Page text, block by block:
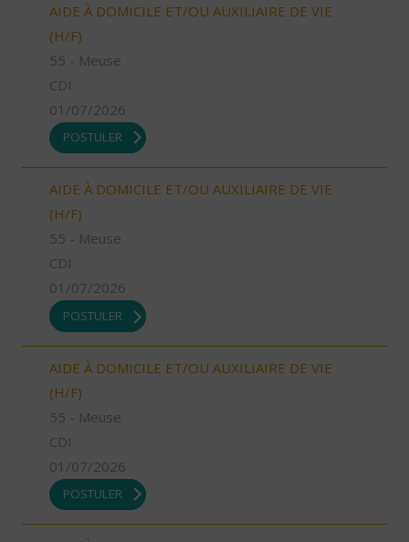
AIDE À DOMICILE ET/OU AUXILIAIRE DE VIE
(H/F)
55 - Meuse
CDI
01/07/2026
POSTULER
AIDE À DOMICILE ET/OU AUXILIAIRE DE VIE
(H/F)
55 - Meuse
CDI
01/07/2026
POSTULER
AIDE À DOMICILE ET/OU AUXILIAIRE DE VIE
(H/F)
55 - Meuse
CDI
01/07/2026
POSTULER